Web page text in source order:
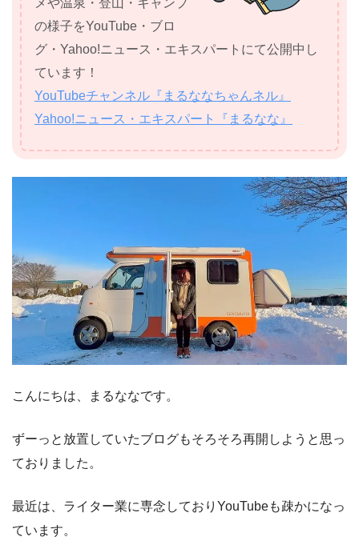
メや温泉・登山・キャンプ
の様子をYouTube・ブロ
グ・Yahoo!ニュース・エキスパートにて公開中し
ています！
YouTubeチャンネル『まるななちゃんネル』
Yahoo!ニュース・エキスパート『まるなな』
こんにちは、まるななです。
ずーっと放置していたブログもそろそろ再開しようと思っ
ておりました。
最近は、ライター業に専念しておりYouTubeも疎かになっ
ています。